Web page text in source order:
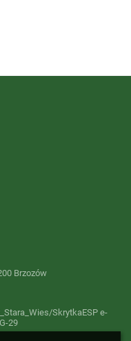
Brzozów
SkrytkaESP e-
29